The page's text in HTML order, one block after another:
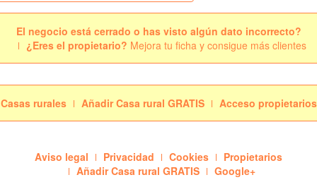
El negocio está cerrado o has visto algún dato incorrecto?
¿Eres el propietario? Mejora tu ficha y consigue más clientes
Casas rurales Añadir Casa rural GRATIS Acceso propietarios
Aviso legal Privacidad Cookies
Propietarios
Añadir Casa rural GRATIS
Google+